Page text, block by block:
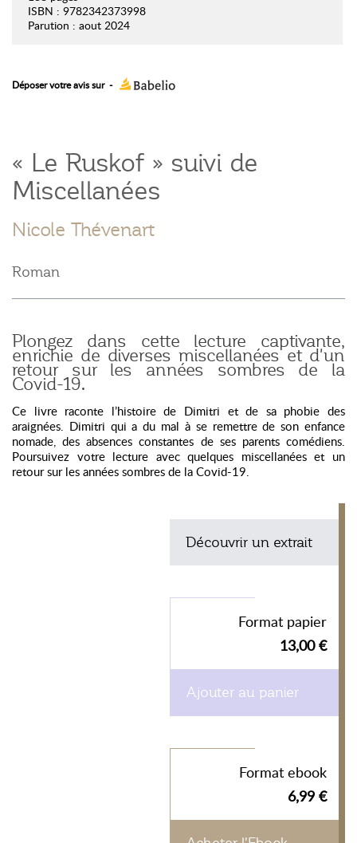
ISBN : 9782342373998
Parution : aout 2024
Déposer votre avis sur -
« Le Ruskof » suivi de
Miscellanées
Nicole Thévenart
Roman
Plongez dans cette lecture captivante,
enrichie de diverses miscellanées et d'un
retour sur les années sombres de la
Covid-19.
Ce livre raconte l’histoire de Dimitri et de sa phobie des
araignées. Dimitri qui a du mal à se remettre de son enfance
nomade, des absences constantes de ses parents comédiens.
Poursuivez votre lecture avec quelques miscellanées et un
retour sur les années sombres de la Covid-19.
Découvrir un extrait
Format papier
13,00 €
Ajouter au panier
Format ebook
6,99 €